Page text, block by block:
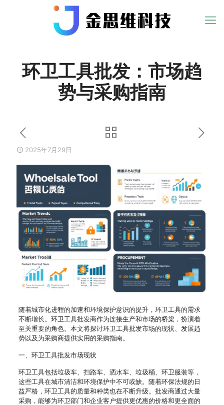
环卫工具批发：市场趋
势与采购指南
2025年7月29日
随着城市化进程的加速和环境保护意识的提升，环卫工具的需求
不断增长。环卫工具批发商作为连接生产和市场的桥梁，扮演着
至关重要的角色。本文将探讨环卫工具批发市场的现状、发展趋
势以及为采购商提供实用的采购指南。
一、环卫工具批发市场现状
环卫工具包括垃圾车、扫路车、洒水车、垃圾桶、环卫服装等，
这些工具在城市清洁和环境保护中不可或缺。随着环保法规的日
益严格，环卫工具的质量和种类也在不断升级。批发商通过大量
采购，能够为环卫部门和企业客户提供更优惠的价格和更全面的